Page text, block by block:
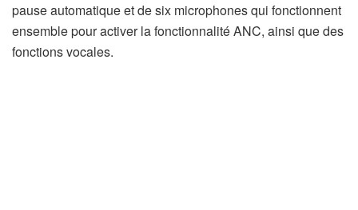
pause automatique et de six microphones qui fonctionnent
ensemble pour activer la fonctionnalité ANC, ainsi que des
fonctions vocales.